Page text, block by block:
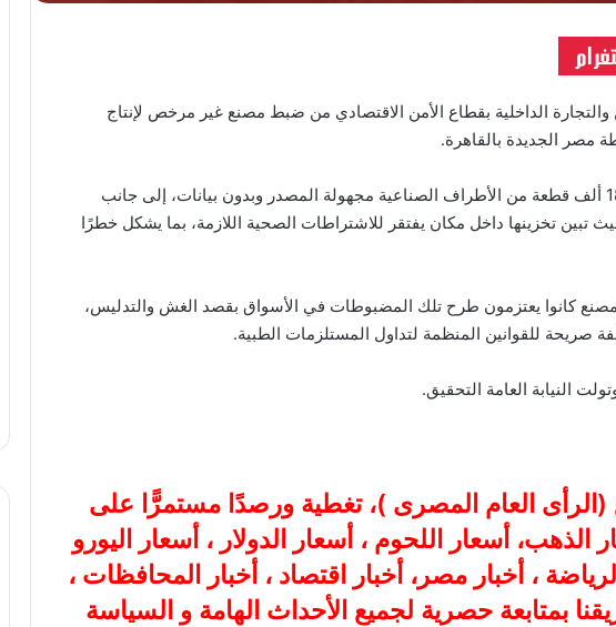
والتجارة الداخلية بقطاع الأمن الاقتصادي من ضبط مصنع غير مرخص لإنتاج
مصر الجديدة بالقاهرة.
أسفرت الحملة عن ضبط أكثر من 180 ألف قطعة من الأطراف الصناعية مجهولة المصدر وبدون بيانات، إلى جانب
تبين تخزينها داخل مكان يفتقر للاشتراطات الصحية اللازمة، بما يشكل خطرًا
كانوا يعتزمون طرح تلك المضبوطات في الأسواق بقصد الغش والتدليس،
صريحة للقوانين المنظمة لتداول المستلزمات الطبية.
النيابة العامة التحقيق.
(الرأى العام المصرى )، تغطية ورصدًا مستمرًّا على
لـ أسعار الذهب، أسعار اللحوم ، أسعار الدولار ، أسعار اليورو
، أخبار مصر، أخبار اقتصاد ، أخبار المحافظات ،
بمتابعة حصرية لجميع الأحداث الهامة و السياسة